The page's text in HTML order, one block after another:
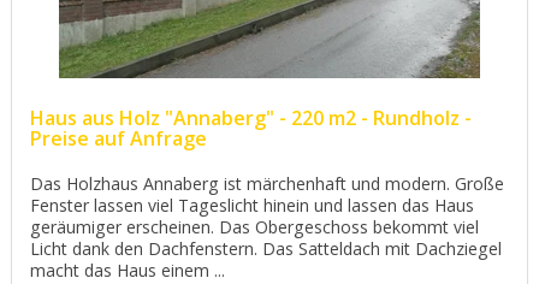
Haus aus Holz "Annaberg" - 220 m2 - Rundholz -
Preise auf Anfrage
Das Holzhaus Annaberg ist märchenhaft und modern. Große
Fenster lassen viel Tageslicht hinein und lassen das Haus
geräumiger erscheinen. Das Obergeschoss bekommt viel
Licht dank den Dachfenstern. Das Satteldach mit Dachziegel
macht das Haus einem ...